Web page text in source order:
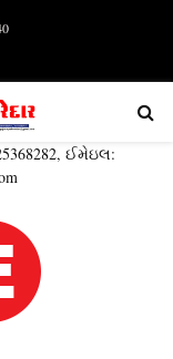
ઈમેઇલ: